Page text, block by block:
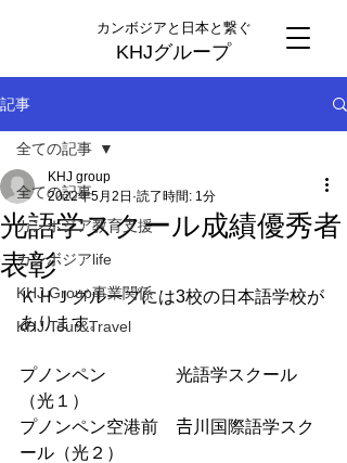
カンボジアと日本と繋ぐ
KHJグループ
記事
全ての記事
カンボジア教育支援
カンボジアlife
KHJ Group事業関係
KHJ Tour&Travel
全ての記事
光語学スクール成績優秀者
表彰
KHJ group
2022年5月2日 読了時間: 1分
ＫＨＪグループには3校の日本語学校が
あります。
プノンペン　　　　光語学スクール
（光１）
プノンペン空港前　𠮷川国際語学スク
ール（光２）